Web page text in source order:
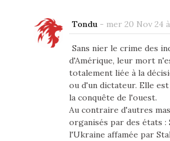
Tondu- mer 20 Nov 24
Sans nier le crime des
d'Amérique, leur mort
totalement liée à la
ou d'un dictateur. Elle
la conquête de l'ouest.
Au contraire d'autres
organisés par des états :
l'Ukraine affamée par